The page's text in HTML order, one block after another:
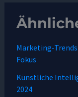
Marketing-
Fokus
Künstliche
2024